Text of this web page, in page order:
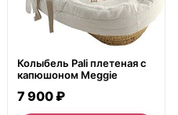
Колыбель Pali плетеная с
капюшоном Meggie
7 900 ₽